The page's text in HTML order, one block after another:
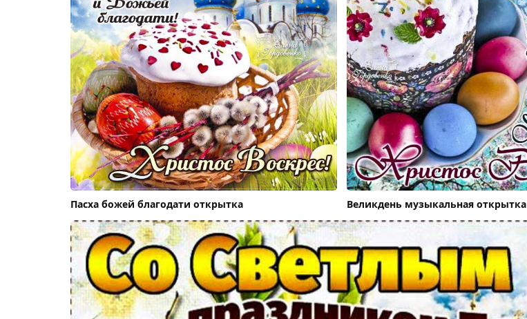
Пасха божей благодати открытка Великдень музыкальная открытка